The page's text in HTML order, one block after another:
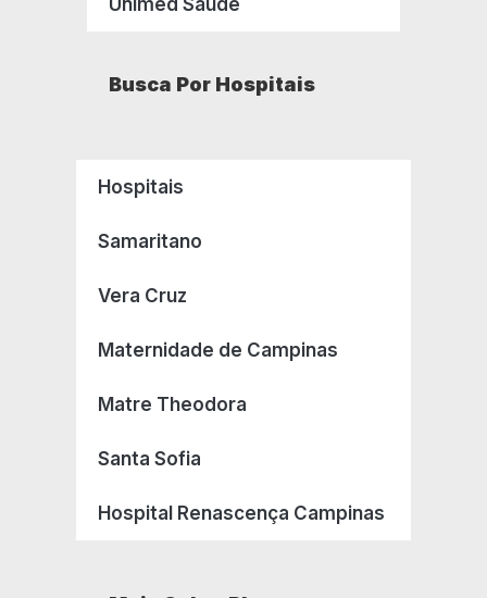
Unimed Saúde
Busca Por Hospitais
Hospitais
Samaritano
Vera Cruz
Maternidade de Campinas
Matre Theodora
Santa Sofia
Hospital Renascença Campinas